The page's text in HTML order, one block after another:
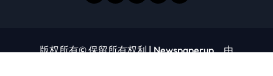
版权所有© 保留所有权利|Newspaperup，由